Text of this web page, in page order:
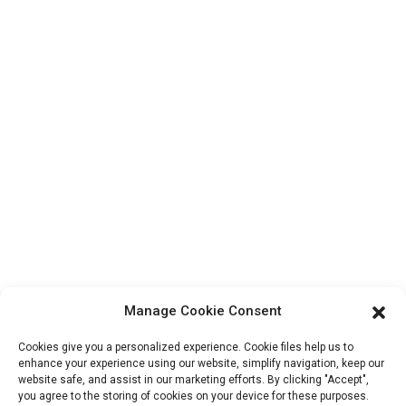
+86 13410678885
ニュースレター
メールアドレスを入力すると、最新の情報プランをお送りします。
Manage Cookie Consent
Cookies give you a personalized experience. Cookie files help us to
enhance your experience using our website, simplify navigation, keep our
website safe, and assist in our marketing efforts. By clicking "Accept",
you agree to the storing of cookies on your device for these purposes.